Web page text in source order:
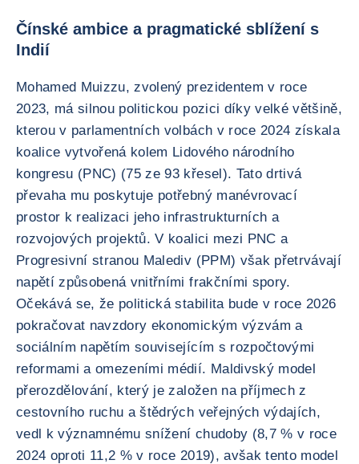
Čínské ambice a pragmatické sblížení s
Indií
Mohamed Muizzu, zvolený prezidentem v roce
2023, má silnou politickou pozici díky velké většině,
kterou v parlamentních volbách v roce 2024 získala
koalice vytvořená kolem Lidového národního
kongresu (PNC) (75 ze 93 křesel). Tato drtivá
převaha mu poskytuje potřebný manévrovací
prostor k realizaci jeho infrastrukturních a
rozvojových projektů. V koalici mezi PNC a
Progresivní stranou Malediv (PPM) však přetrvávají
napětí způsobená vnitřními frakčními spory.
Očekává se, že politická stabilita bude v roce 2026
pokračovat navzdory ekonomickým výzvám a
sociálním napětím souvisejícím s rozpočtovými
reformami a omezeními médií. Maldivský model
přerozdělování, který je založen na příjmech z
cestovního ruchu a štědrých veřejných výdajích,
vedl k významnému snížení chudoby (8,7 % v roce
2024 oproti 11,2 % v roce 2019), avšak tento model